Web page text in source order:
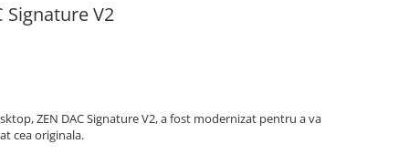
Signature V2
ZEN DAC Signature V2, a fost modernizat pentru a va
cea originala.